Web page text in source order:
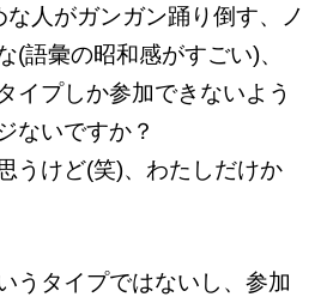
人がガンガン踊り倒す、ノ
(語彙の昭和感がすごい)、
イプしか参加できないよう
ないですか？
うけど(笑)、わたしだけか
うタイプではないし、参加